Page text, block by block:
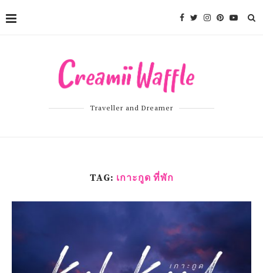
Traveller and Dreamer
TAG: เกาะกูด ที่พัก